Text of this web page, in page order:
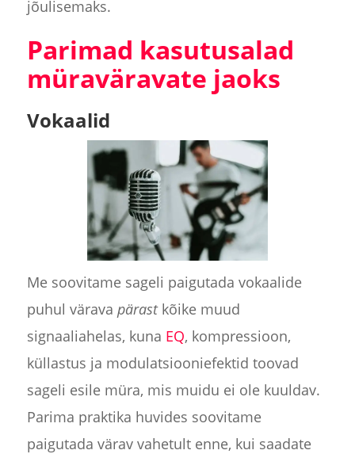
jõulisemaks.
Parimad kasutusalad
müraväravate jaoks
Vokaalid
Me soovitame sageli paigutada vokaalide
puhul värava pärastkõike muud
signaaliahelas, kuna EQ, kompressioon,
küllastus ja modulatsiooniefektid toovad
sageli esile müra, mis muidu ei ole kuuldav.
Parima praktika huvides soovitame
paigutada värav vahetult enne, kui saadate